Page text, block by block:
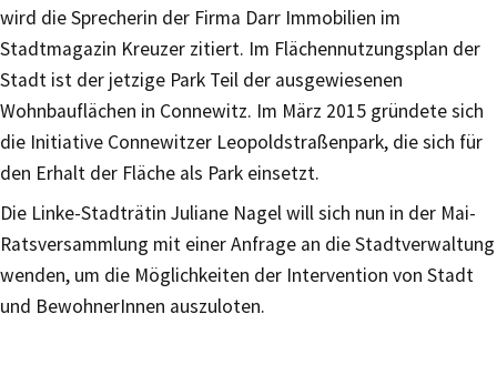
wird die Sprecherin der Firma Darr Immobilien im
Stadtmagazin Kreuzer zitiert. Im Flächennutzungsplan der
Stadt ist der jetzige Park Teil der ausgewiesenen
Wohnbauflächen in Connewitz. Im März 2015 gründete sich
die Initiative Connewitzer Leopoldstraßenpark, die sich für
den Erhalt der Fläche als Park einsetzt.
Die Linke-Stadträtin Juliane Nagel will sich nun in der Mai-
Ratsversammlung mit einer Anfrage an die Stadtverwaltung
wenden, um die Möglichkeiten der Intervention von Stadt
und BewohnerInnen auszuloten.